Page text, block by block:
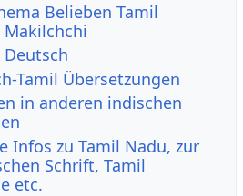
Belieben Tamil
Makilchchi
Deutsch
Tamil Übersetzungen
in anderen indischen
Infos zu Tamil Nadu, zur
Schrift, Tamil
etc.